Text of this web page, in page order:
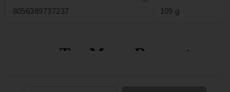
8056389737237 109 g